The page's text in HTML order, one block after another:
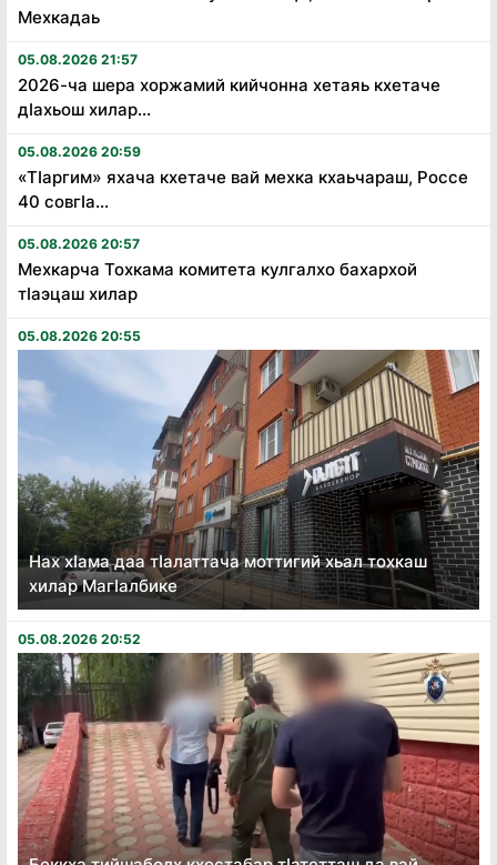
Мехкадаь
05.08.2026 21:57
2026-ча шера хоржамий кийчонна хетаяь кхетаче
дӏахьош хилар...
05.08.2026 20:59
«Тӏаргим» яхача кхетаче вай мехка кхаьчараш, Россе
40 совгӏа...
05.08.2026 20:57
Мехкарча Тохкама комитета кулгалхо бахархой
тӏаэцаш хилар
05.08.2026 20:55
Нах хӏама даа тӏалаттача моттигий хьал тохкаш
хилар Магӏалбике
05.08.2026 20:52